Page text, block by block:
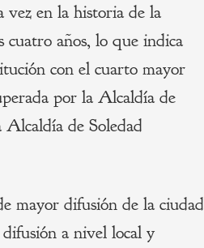
en la historia de la
años, lo que indica
con el cuarto mayor
por la Alcaldía de
de Soledad
mayor difusión de la ciudad
a nivel local y